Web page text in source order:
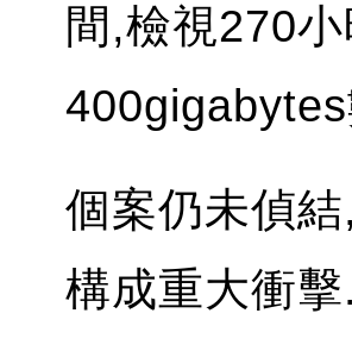
間,檢視270
個案仍未偵
構成重大衝擊.